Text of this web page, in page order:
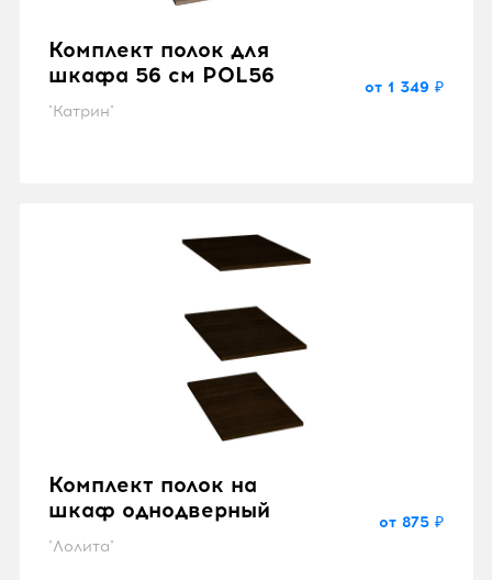
Комплект полок для
шкафа 56 см POL56
"Катрин"
от 1 349 ₽
Комплект полок на
шкаф однодверный
"Лолита"
от 875 ₽